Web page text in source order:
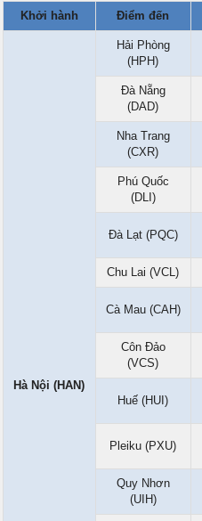
Khởi hành Điểm đến
Hà Nội (HAN)
Hải Phòng
(HPH)
Đà Nẵng
(DAD)
Nha Trang
(CXR)
Phú Quốc
(DLI)
Đà Lạt (PQC)
Chu Lai (VCL)
Cà Mau (CAH)
Côn Đảo
(VCS)
Huế (HUI)
Pleiku (PXU)
Quy Nhơn
(UIH)